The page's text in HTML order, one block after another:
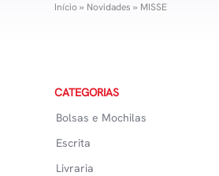
Início» Novidades » MISSE
CATEGORIAS
Bolsas e Mochilas
Escrita
Livraria